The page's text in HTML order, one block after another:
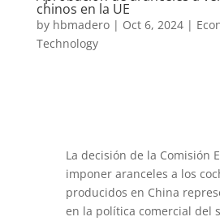
chinos en la UE
by hbmadero| Oct 6, 2024|
Technology
La decisión de la Comisión
imponer aranceles a los
producidos en China
en la política comercial del